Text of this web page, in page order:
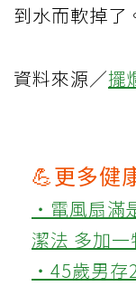
到水而軟掉了
資料來源／擺
💪更多健
‧電風扇滿
潔法 多加
‧45歲男存